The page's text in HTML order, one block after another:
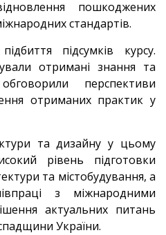
пошкоджених
стандартів.
підсумків курсу.
отримані знання та
перспективи
отриманих практик у
та дизайну у цьому
рівень підготовки
та містобудування, а
з міжнародними
актуальних питань
України.